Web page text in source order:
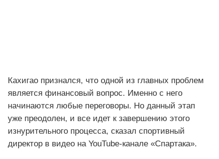
Кахигао признался, что одной из главных проблем
является финансовый вопрос. Именно с него
начинаются любые переговоры. Но данный этап
уже преодолен, и все идет к завершению этого
изнурительного процесса, сказал спортивный
директор в видео на YouTube-канале «Спартака».